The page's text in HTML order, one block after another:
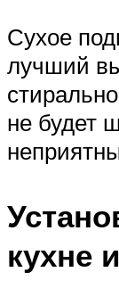
Сухое
лучший
не будет
кухне